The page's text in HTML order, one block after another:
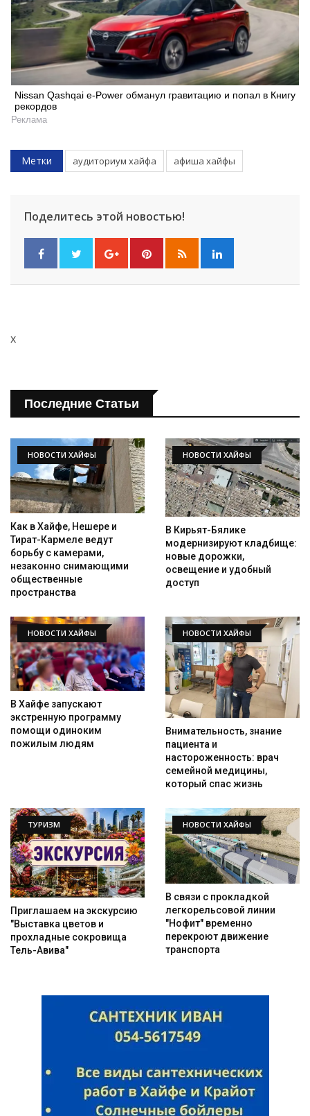
Искать
Nissan Qashqai e-Power обманул гравитацию и попал в Книгу
рекордов
Реклама
Метки аудиториум хайфа афиша хайфы
Поделитесь этой новостью!
x
Последние Статьи
НОВОСТИ ХАЙФЫ
Как в Хайфе, Нешере и
Тират-Кармеле ведут
борьбу с камерами,
незаконно снимающими
общественные
пространства
НОВОСТИ ХАЙФЫ
В Кирьят-Бялике
модернизируют кладбище:
новые дорожки,
освещение и удобный
доступ
НОВОСТИ ХАЙФЫ
В Хайфе запускают
экстренную программу
помощи одиноким
пожилым людям
НОВОСТИ ХАЙФЫ
Внимательность, знание
пациента и
настороженность: врач
семейной медицины,
который спас жизнь
ТУРИЗМ
Приглашаем на экскурсию
"Выставка цветов и
прохладные сокровища
Тель-Авива"
НОВОСТИ ХАЙФЫ
В связи с прокладкой
легкорельсовой линии
"Нофит" временно
перекроют движение
транспорта